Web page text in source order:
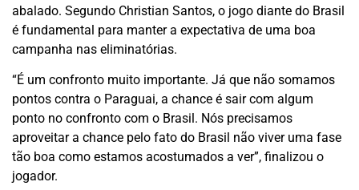
abalado. Segundo Christian Santos, o jogo diante do Brasil
é fundamental para manter a expectativa de uma boa
campanha nas eliminatórias.
“É um confronto muito importante. Já que não somamos
pontos contra o Paraguai, a chance é sair com algum
ponto no confronto com o Brasil. Nós precisamos
aproveitar a chance pelo fato do Brasil não viver uma fase
tão boa como estamos acostumados a ver”, finalizou o
jogador.